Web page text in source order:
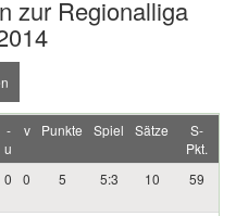
zur Regionalliga
-
u
v Punkte Spiel Sätze
S-
Pkt.
0 0 5 5:3 10 59